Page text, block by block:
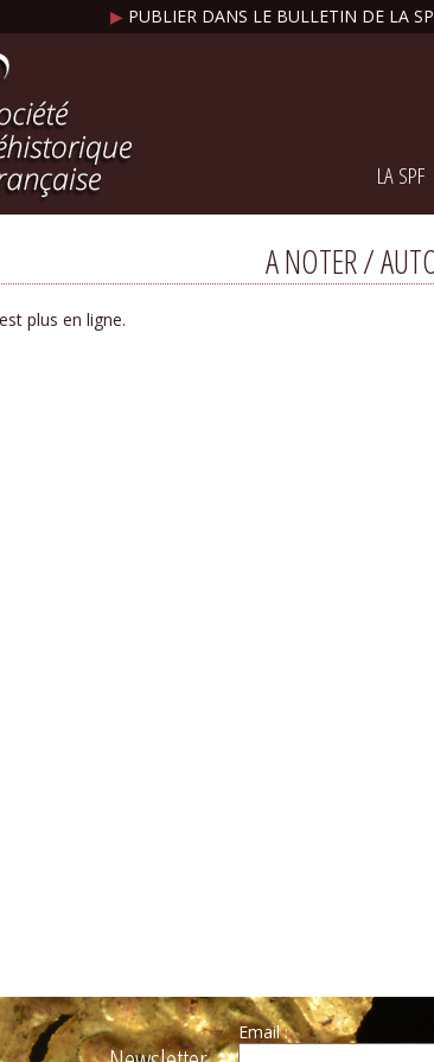
▶ PUBLIER DANS LE BULLETIN DE LA
LA SPF
A NOTER /
plus en ligne.
Email :